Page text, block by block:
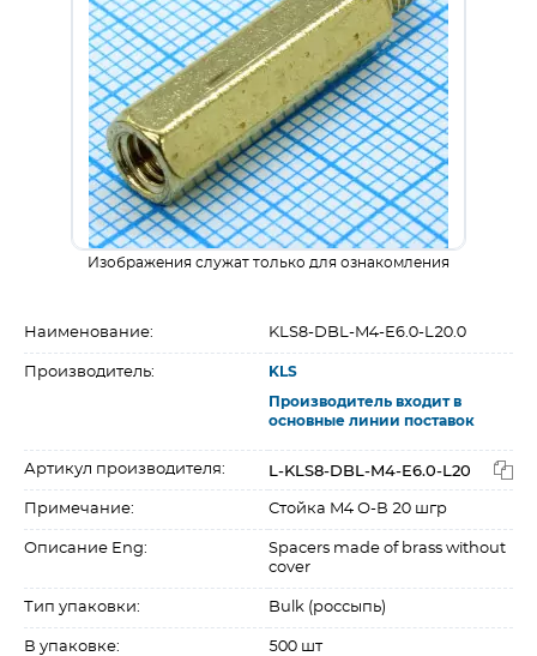
Изображения служат только для ознакомления
Наименование: KLS8-DBL-M4-E6.0-L20.0
Производитель: KLS
Производитель входит в
основные линии поставок
Артикул производителя: L-KLS8-DBL-M4-E6.0-L20
Примечание: Стойка M4 О-В 20 шгр
Описание Eng:
Spacers made of brass without
cover
Тип упаковки: Bulk (россыпь)
В упаковке: 500 шт